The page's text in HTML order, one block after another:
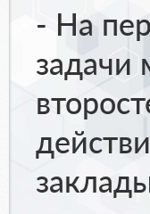
- На
задачи